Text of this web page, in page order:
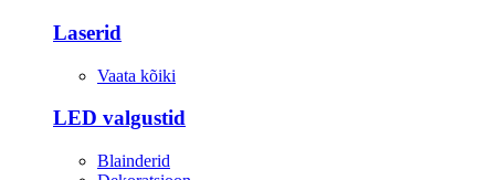
Laserid
Vaata kõiki
LED valgustid
Blainderid